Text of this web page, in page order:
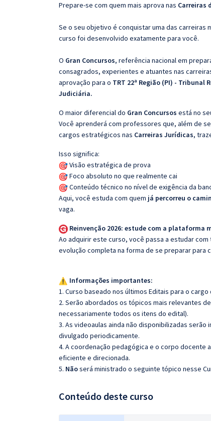
Prepare-se com quem mais aprova nas Carreiras
Se o seu objetivo é conquistar uma das carreiras
curso foi desenvolvido exatamente para você.
O Gran Concursos, referência nacional em
consagrados, experientes e atuantes nas
aprovação para o TRT 22ª Região (PI) - Tribunal
Judiciária.
O maior diferencial do Gran Concursos está no
Você aprenderá com professores que, além de
cargos estratégicos nas Carreiras Jurídicas,
Isso significa:
Visão estratégica de prova
Foco absoluto no que realmente cai
Conteúdo técnico no nível de exigência da
Aqui, você estuda com quem já percorreu o
vaga.
Reinvenção 2026: estude com a plataforma
Ao adquirir este curso, você passa a estudar
evolução completa na forma de se preparar para
Informações importantes:
1. Curso baseado nos últimos Editais para o cargo
2. Serão abordados os tópicos mais relevantes
necessariamente todos os itens do edital).
3. As videoaulas ainda não disponibilizadas
divulgado periodicamente.
4. A coordenação pedagógica e o corpo docente
eficiente e direcionada.
5. Nãoserá ministrado o seguinte tópico nesse
Conteúdo deste curso